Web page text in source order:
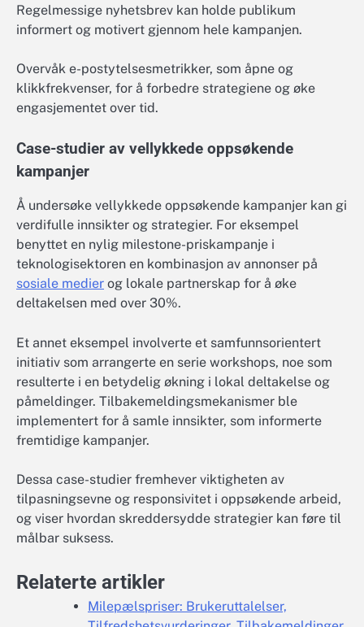
Regelmessige nyhetsbrev kan holde publikum
informert og motivert gjennom hele kampanjen.
Overvåk e-postytelsesmetrikker, som åpne og
klikkfrekvenser, for å forbedre strategiene og øke
engasjementet over tid.
Case-studier av vellykkede oppsøkende
kampanjer
Å undersøke vellykkede oppsøkende kampanjer kan gi
verdifulle innsikter og strategier. For eksempel
benyttet en nylig milestone-priskampanje i
teknologisektoren en kombinasjon av annonser på
sosiale medier og lokale partnerskap for å øke
deltakelsen med over 30%.
Et annet eksempel involverte et samfunnsorientert
initiativ som arrangerte en serie workshops, noe som
resulterte i en betydelig økning i lokal deltakelse og
påmeldinger. Tilbakemeldingsmekanismer ble
implementert for å samle innsikter, som informerte
fremtidige kampanjer.
Dessa case-studier fremhever viktigheten av
tilpasningsevne og responsivitet i oppsøkende arbeid,
og viser hvordan skreddersydde strategier kan føre til
målbar suksess.
Relaterte artikler
Milepælspriser: Brukeruttalelser,